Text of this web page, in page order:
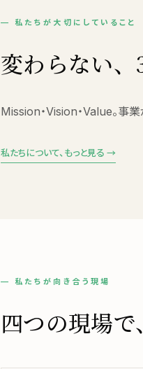
— 私たちが大切にしていること
変わらない、
Mission・Vision・Value。事
私たちについて、もっと見る →
— 私たちが向き合う現場
四つの現場で